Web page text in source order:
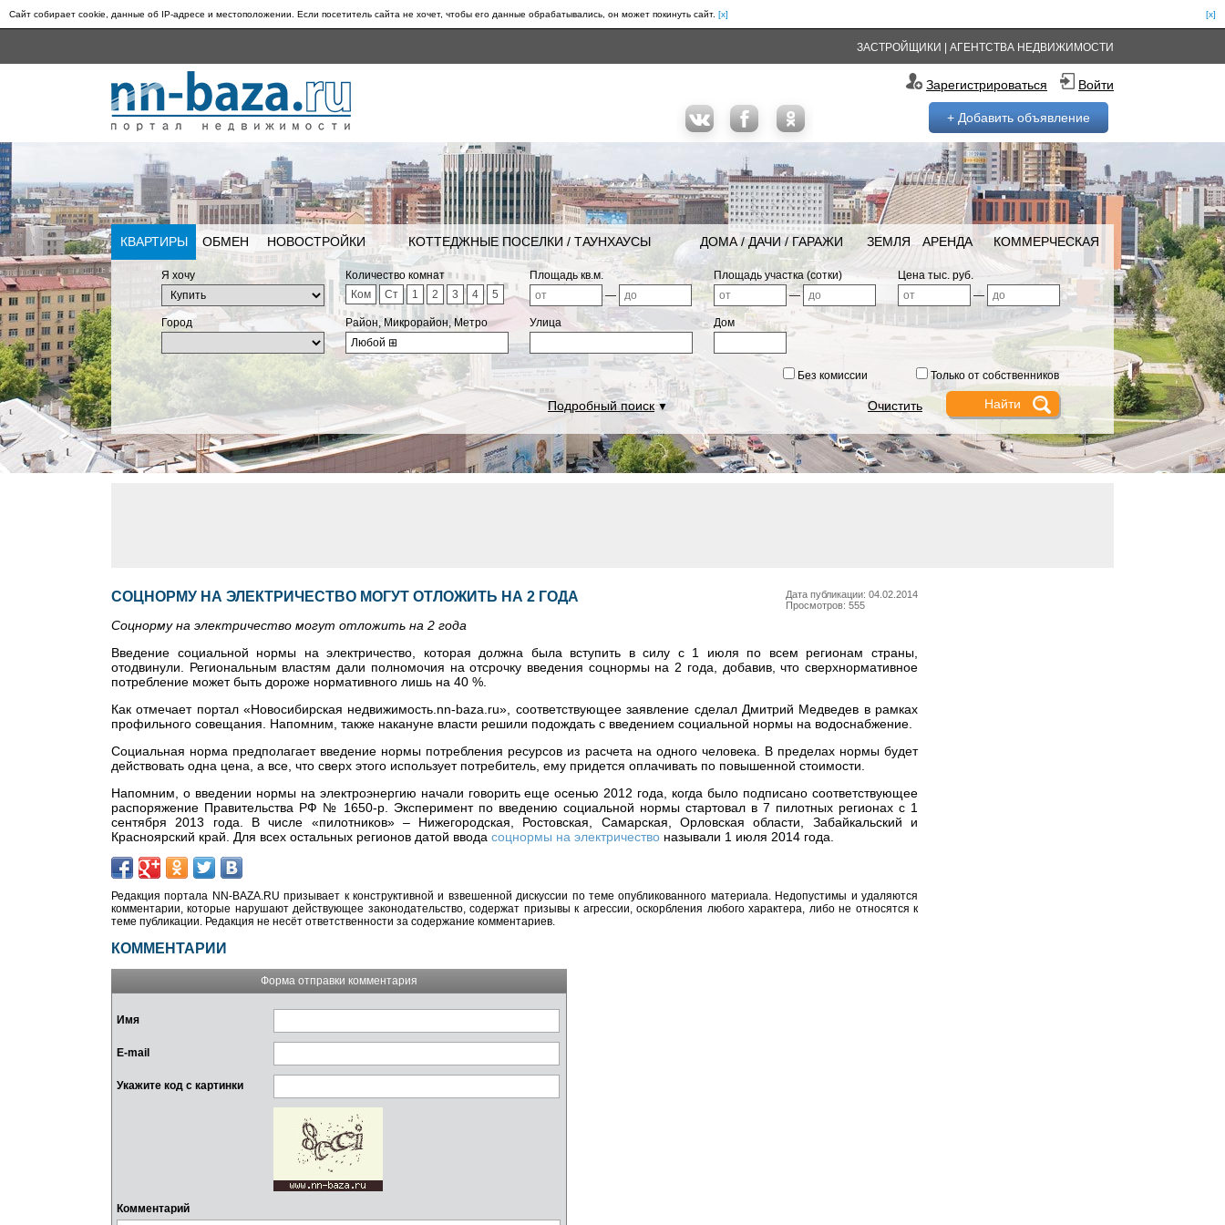
Сайт собирает cookie, данные об IP-адресе и местоположении. Если посетитель сайта не хочет, чтобы его данные обрабатывались, он может покинуть сайт. [x]
[x]
ЗАСТРОЙЩИКИ АГЕНТСТВА НЕДВИЖИМОСТИ
Зарегистрироваться Войти
+ Добавить объявление
КВАРТИРЫ ОБМЕН НОВОСТРОЙКИ КОТТЕДЖНЫЕ ПОСЕЛКИ / ТАУНХАУСЫ ДОМА / ДАЧИ / ГАРАЖИ ЗЕМЛЯ АРЕНДА КОММЕРЧЕСКАЯ
Я хочу
Количество комнат
Ком
Ст 1 2 3 4 5
Площадь кв.м.
—
Площадь участка (сотки)
—
Цена тыс. руб.
—
Город
Район, Микрорайон, Метро
Любой ⊞
Улица Дом
Без комиссии Только от собственников
Подробный поиск▼ Очистить
Дата публикации: 04.02.2014
Просмотров: 555
СОЦНОРМУ НА ЭЛЕКТРИЧЕСТВО МОГУТ ОТЛОЖИТЬ НА 2 ГОДА
Соцнорму на электричество могут отложить на 2 года
Введение социальной нормы на электричество, которая должна была вступить в силу с 1 июля по всем регионам страны,
отодвинули. Региональным властям дали полномочия на отсрочку введения соцнормы на 2 года, добавив, что сверхнормативное
потребление может быть дороже нормативного лишь на 40 %.
Как отмечает портал «Новосибирская недвижимость.nn-baza.ru», соответствующее заявление сделал Дмитрий Медведев в рамках
профильного совещания. Напомним, также накануне власти решили подождать с введением социальной нормы на водоснабжение.
Социальная норма предполагает введение нормы потребления ресурсов из расчета на одного человека. В пределах нормы будет
действовать одна цена, а все, что сверх этого использует потребитель, ему придется оплачивать по повышенной стоимости.
Напомним, о введении нормы на электроэнергию начали говорить еще осенью 2012 года, когда было подписано соответствующее
распоряжение Правительства РФ № 1650-р. Эксперимент по введению социальной нормы стартовал в 7 пилотных регионах с 1
сентября 2013 года. В числе «пилотников» – Нижегородская, Ростовская, Самарская, Орловская области, Забайкальский и
Красноярский край. Для всех остальных регионов датой ввода соцнормы на электричество называли 1 июля 2014 года.
Редакция портала NN-BAZA.RU призывает к конструктивной и взвешенной дискуссии по теме опубликованного материала. Недопустимы и удаляются
комментарии, которые нарушают действующее законодательство, содержат призывы к агрессии, оскорбления любого характера, либо не относятся к
теме публикации. Редакция не несёт ответственности за содержание комментариев.
КОММЕНТАРИИ
Форма отправки комментария
Имя
E-mail
Укажите код с картинки
Комментарий